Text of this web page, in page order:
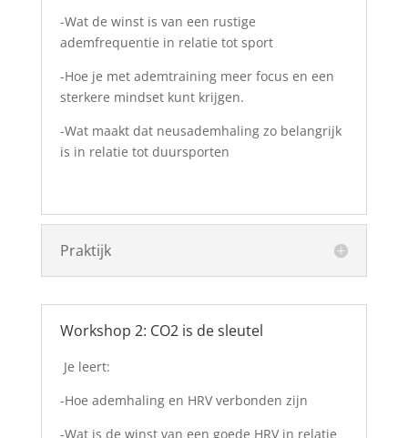
-Wat de winst is van een rustige
ademfrequentie in relatie tot sport
-Hoe je met ademtraining meer focus en een
sterkere mindset kunt krijgen.
-Wat maakt dat neusademhaling zo belangrijk
is in relatie tot duursporten
Praktijk
Workshop 2: CO2 is de sleutel
Je leert:
-Hoe ademhaling en HRV verbonden zijn
-Wat is de winst van een goede HRV in relatie